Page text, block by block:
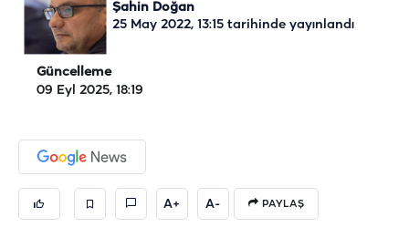
Şahin Doğan
25 May 2022, 13:15 tarihinde yayınlandı
Güncelleme
09 Eyl 2025, 18:19
A+ A- PAYLAŞ